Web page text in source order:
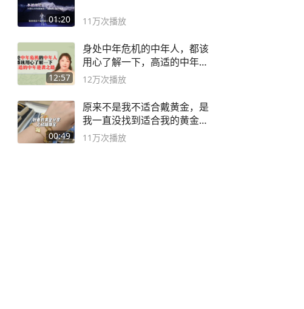
01:20 11万次播放
12:57
身处中年危机的中年人，都该
用心了解一下，高适的中年逆
袭之路
12万次播放
00:49
原来不是我不适合戴黄金，是
我一直没找到适合我的黄金
😭
11万次播放